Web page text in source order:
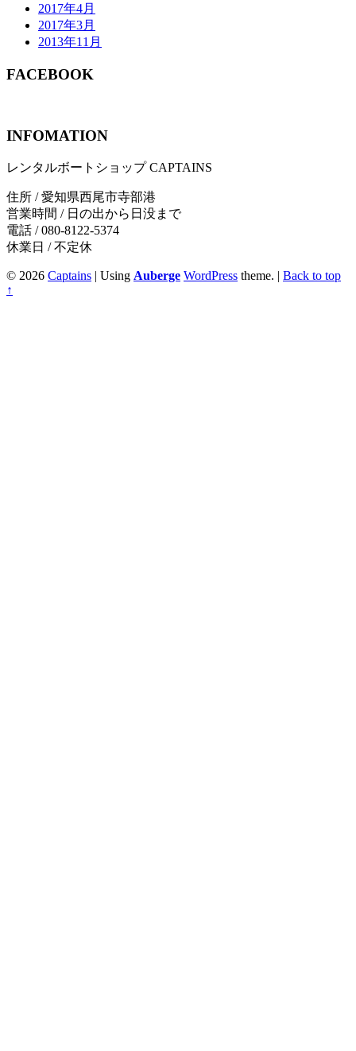
2017年4月
2017年3月
2013年11月
FACEBOOK
INFOMATION
レンタルボートショップ CAPTAINS
住所 / 愛知県西尾市寺部港
営業時間 / 日の出から日没まで
電話 / 080-8122-5374
休業日 / 不定休
© 2026 Captains | Using Auberge WordPress theme. | Back to top
↑